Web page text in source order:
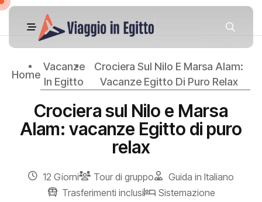
Home
Vacanze
In Egitto
Crociera Sul Nilo E Marsa Alam:
Vacanze Egitto Di Puro Relax
Crociera sul Nilo e Marsa
Alam: vacanze Egitto di puro
relax
12 Giorni Tour di gruppo
Guida in Italiano
Trasferimenti inclusi
Sistemazione